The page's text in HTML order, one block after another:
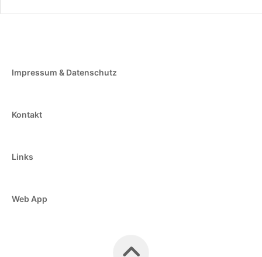
Impressum & Datenschutz
Kontakt
Links
Web App